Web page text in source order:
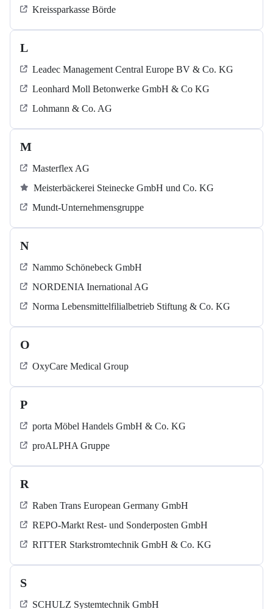
Kreissparkasse Börde
L
Leadec Management Central Europe BV & Co. KG
Leonhard Moll Betonwerke GmbH & Co KG
Lohmann & Co. AG
M
Masterflex AG
Meisterbäckerei Steinecke GmbH und Co. KG
Mundt-Unternehmensgruppe
N
Nammo Schönebeck GmbH
NORDENIA Inernational AG
Norma Lebensmittelfilialbetrieb Stiftung & Co. KG
O
OxyCare Medical Group
P
porta Möbel Handels GmbH & Co. KG
proALPHA Gruppe
R
Raben Trans European Germany GmbH
REPO-Markt Rest- und Sonderposten GmbH
RITTER Starkstromtechnik GmbH & Co. KG
S
SCHULZ Systemtechnik GmbH